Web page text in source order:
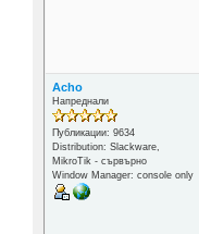
Acho
Напреднали
Публикации: 9634
Distribution: Slackware,
MikroTik - сървърно
Window Manager: console only